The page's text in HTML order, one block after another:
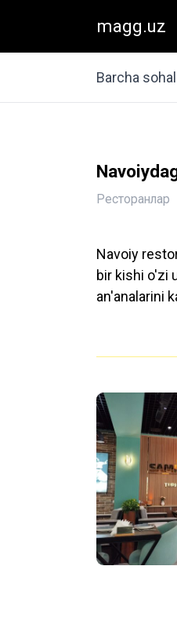
magg.uz
Barcha
Ресторанлар
Navoiy
bir kishi o'zi
an'analarini